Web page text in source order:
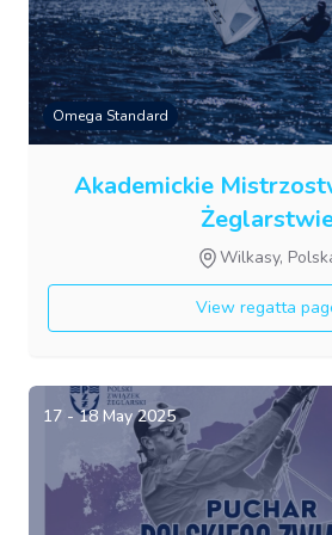
Omega Standard
Akademickie
Wilkasy,
View regatta
17 - 18 May 2025